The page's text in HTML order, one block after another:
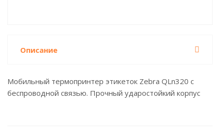
Описание
Мобильный термопринтер этикеток Zebra QLn320 с
беспроводной связью. Прочный ударостойкий корпус